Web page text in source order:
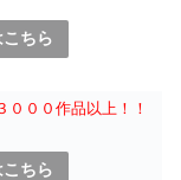
ちら
０００作品以上！！
ちら